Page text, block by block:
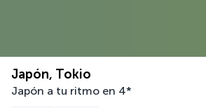
Japón, Tokio
Japón a tu ritmo en 4*